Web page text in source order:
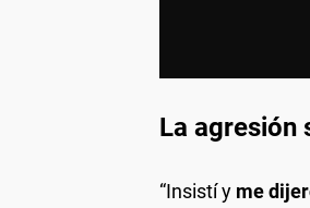
La agresión
“Insistí y me